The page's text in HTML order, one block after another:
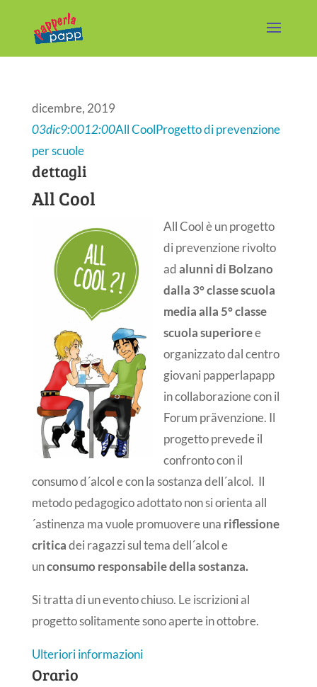
dicembre, 2019
03dic9:0012:00All CoolProgetto di prevenzione
per scuole
dettagli
All Cool
All Cool è un progetto
di prevenzione rivolto
adalunni di Bolzano
dalla 3° classe scuola
media alla 5° classe
scuola superioree
organizzato dal centro
giovani papperlapapp
in collaborazione con il
Forum prävenzione. Il
progetto prevede il
confronto con il
consumo d´alcol e con la sostanza dell´alcol. Il
metodo pedagogico adottato non si orienta all
´astinenza ma vuole promuovere una riflessione
criticadei ragazzi sul tema dell´alcol e
unconsumo responsabile della sostanza.
Si tratta di un evento chiuso. Le iscrizioni al
progetto solitamente sono aperte in ottobre.
Ulteriori informazioni
Orario